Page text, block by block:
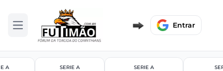
Abrir menu Entrar
A SERIE A SERIE A